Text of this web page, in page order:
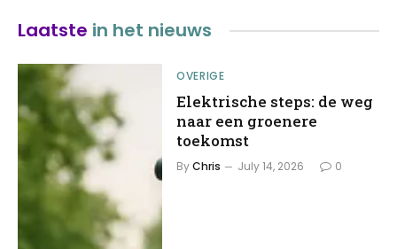
Laatste in het nieuws
OVERIGE
Elektrische steps: de weg
naar een groenere
toekomst
ByChris July 14, 2026 0